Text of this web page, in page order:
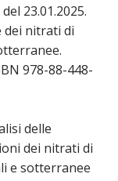
23.01.2025.
dei nitrati di
978-88-448-
delle
dei nitrati di
e sotterranee